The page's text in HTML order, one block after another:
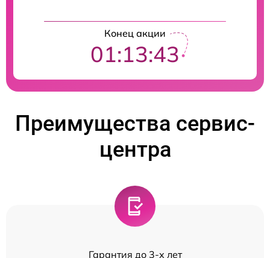
Конец акции
01:13:42
Преимущества сервис-
центра
Гарантия до 3-х лет